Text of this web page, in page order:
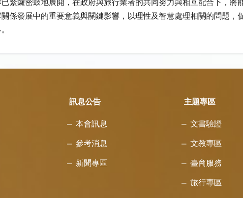
緊鑼密鼓地展開，在政府與旅行業者的共同努力與相互配合下，將
係發展中的重要意義與關鍵影響，以理性及智慧處理相關的問題，
訊息公告
本會訊息
參考消息
新聞專區
主題專區
文書驗證
文教專區
臺商服務
旅行專區